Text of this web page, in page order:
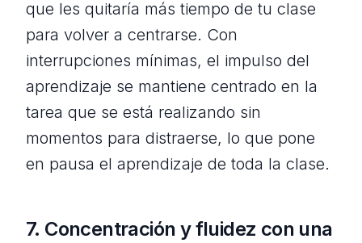
que les quitaría más tiempo de tu clase
para volver a centrarse. Con
interrupciones mínimas, el impulso del
aprendizaje se mantiene centrado en la
tarea que se está realizando sin
momentos para distraerse, lo que pone
en pausa el aprendizaje de toda la clase.
7. Concentración y fluidez con una